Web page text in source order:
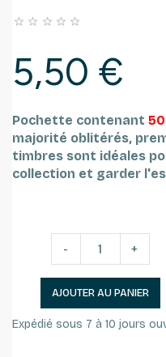
    
5,50 €
Pochette contenant
majorité oblitérés,
timbres sont idéales
collection et garder
- +
AJOUTER AU PANIER
Expédié sous 7 à 10 jours